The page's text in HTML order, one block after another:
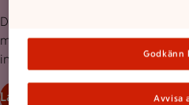
Dessutom kan du lätt hitta
massor av recept, skapa smarta
inköpslistor och mycket mer.
Ladda ner appen!
Godkänn
Avvisa